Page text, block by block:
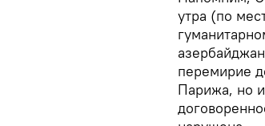
утра (по
перемирие
Парижа, но